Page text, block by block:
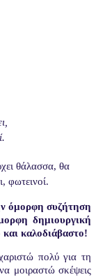
θάλασσα, θα
φωτεινοί.
όμορφη συζήτηση
δημιουργική
καλοδιάβαστο!
πολύ για τη
μοιραστώ σκέψεις